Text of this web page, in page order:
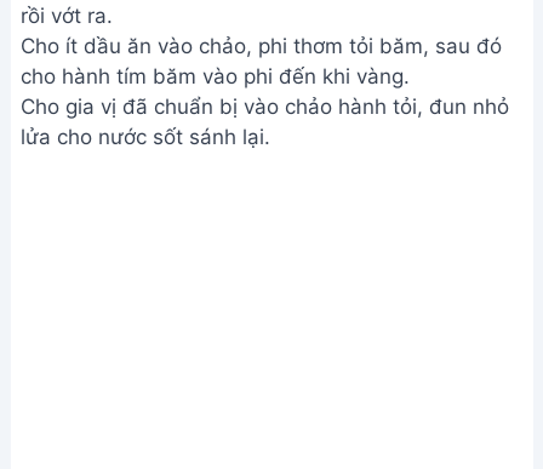
rồi vớt ra.
Cho ít dầu ăn vào chảo, phi thơm tỏi băm, sau đó
cho hành tím băm vào phi đến khi vàng.
Cho gia vị đã chuẩn bị vào chảo hành tỏi, đun nhỏ
lửa cho nước sốt sánh lại.